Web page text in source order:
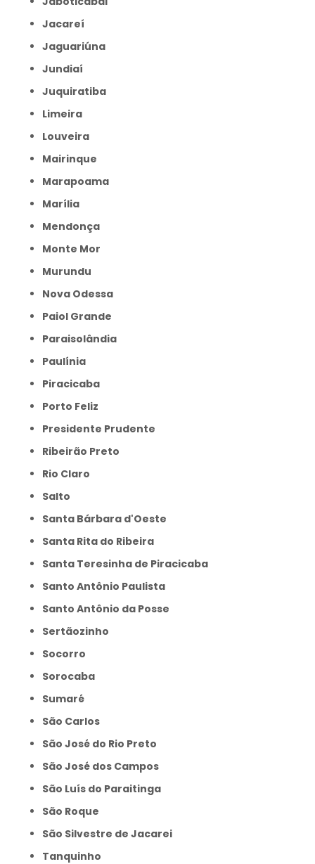
Jacareí
Jaguariúna
Jundiaí
Juquiratiba
Limeira
Louveira
Mairinque
Marapoama
Marília
Mendonça
Monte Mor
Murundu
Nova Odessa
Paiol Grande
Paraisolândia
Paulínia
Piracicaba
Porto Feliz
Presidente Prudente
Ribeirão Preto
Rio Claro
Salto
Santa Bárbara d'Oeste
Santa Rita do Ribeira
Santa Teresinha de Piracicaba
Santo Antônio Paulista
Santo Antônio da Posse
Sertãozinho
Socorro
Sorocaba
Sumaré
São Carlos
São José do Rio Preto
São José dos Campos
São Luís do Paraitinga
São Roque
São Silvestre de Jacarei
Tanquinho